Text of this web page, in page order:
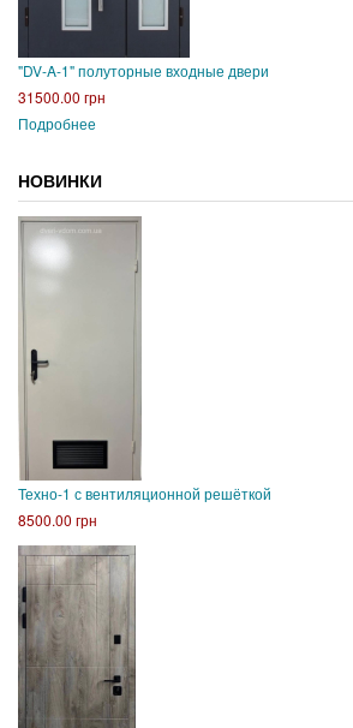
"DV-A-1" полуторные входные двери
31500.00 грн
Подробнее
НОВИНКИ
Техно-1 с вентиляционной решёткой
8500.00 грн